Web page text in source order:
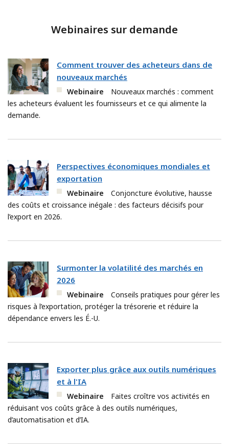
Webinaires sur demande
Comment trouver des acheteurs dans de
nouveaux marchés
Webinaire
Nouveaux marchés : comment
les acheteurs évaluent les fournisseurs et ce qui alimente la
demande.
Perspectives économiques mondiales et
exportation
Webinaire
Conjoncture évolutive, hausse
des coûts et croissance inégale : des facteurs décisifs pour
l’export en 2026.
Surmonter la volatilité des marchés en
2026
Webinaire
Conseils pratiques pour gérer les
risques à l’exportation, protéger la trésorerie et réduire la
dépendance envers les É.-U.
Exporter plus grâce aux outils numériques
et à l'IA
Webinaire
Faites croître vos activités en
réduisant vos coûts grâce à des outils numériques,
d’automatisation et d’IA.